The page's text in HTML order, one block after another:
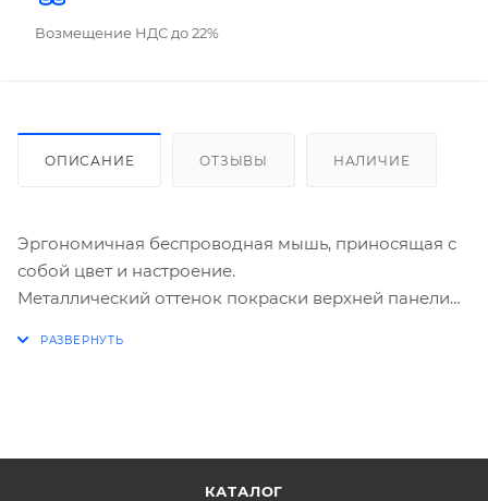
Возмещение НДС до 22%
ОПИСАНИЕ ОТЗЫВЫ НАЛИЧИЕ
Эргономичная беспроводная мышь, приносящая с
собой цвет и настроение.
Металлический оттенок покраски верхней панели
Разрешение сенсора 800/1200/1600 DPI
Тип беспроводная офисная мышь
КАТАЛОГ